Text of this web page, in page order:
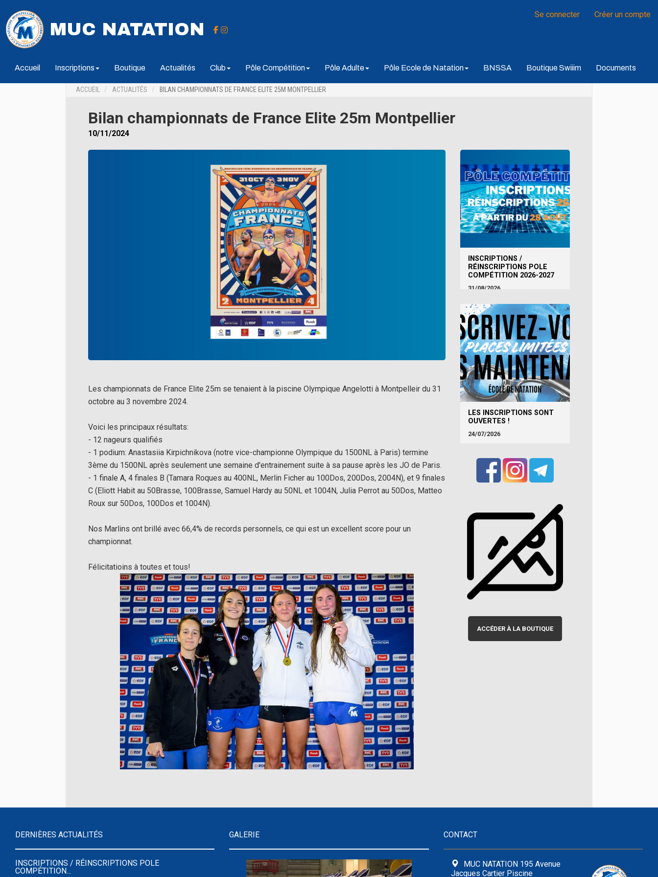
MUC NATATION
Se connecter Créer un compte
Accueil Inscriptions Boutique Actualités Club Pôle Compétition Pôle Adulte Pôle Ecole de Natation BNSSA Boutique Swiiim Documents
ACCUEIL ACTUALITÉS BILAN CHAMPIONNATS DE FRANCE ELITE 25M MONTPELLIER
Bilan championnats de France Elite 25m Montpellier
10/11/2024
Les championnats de France Elite 25m se tenaient à la piscine Olympique Angelotti à Montpelleir du 31
octobre au 3 novembre 2024.
Voici les principauxrésultats:
- 12 nageurs qualifiés
- 1 podium: Anastasiia Kirpichnikova (notre vice-championne Olympique du 1500NL à Paris) termine
3ème du 1500NL après seulement une semaine d'entrainement suite à sa pause après les JO de Paris.
- 1 finale A, 4 finales B (Tamara Roques au 400NL, Merlin Ficher au 100Dos, 200Dos, 2004N), et 9 finales
C (Eliott Habit au 50Brasse, 100Brasse, Samuel Hardy au 50NL et 1004N, Julia Perrot au 50Dos, Matteo
Roux sur 50Dos, 100Dos et 1004N).
Nos Marlins ont brillé avec 66,4% de records personnels, ce qui est un excellent score pour un
championnat.
Félicitatioins à toutes et tous!
INSCRIPTIONS /
RÉINSCRIPTIONS POLE
COMPÉTITION 2026-2027
31/08/2026
LES INSCRIPTIONS SONT
OUVERTES !
24/07/2026
ACCÉDER À LA BOUTIQUE
DERNIÈRES ACTUALITÉS
INSCRIPTIONS / RÉINSCRIPTIONS POLE
COMPÉTITION...
GALERIE CONTACT
MUC NATATION 195 Avenue
Jacques Cartier Piscine